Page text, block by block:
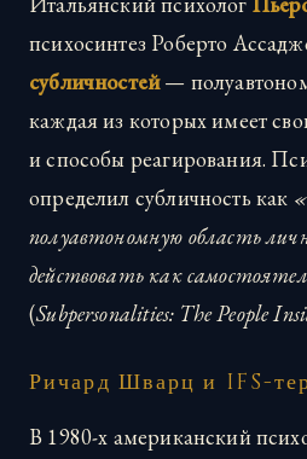
психосинтез Роберто
субличностей—
каждая из которых имеет
и способы реагирования.
определил субличность как
полуавтономную область
действовать как
(Subpersonalities: The People
Ричард Шварц и IFS-
В 1980-х американский